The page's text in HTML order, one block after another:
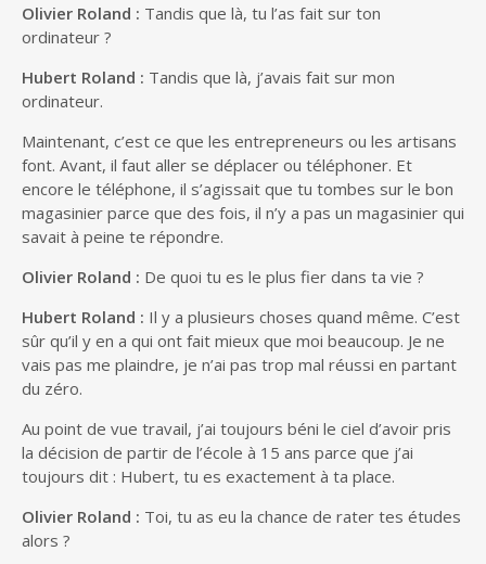
Olivier Roland : Tandis que là, tu l’as fait sur ton
ordinateur ?
Hubert Roland : Tandis que là, j’avais fait sur mon
ordinateur.
Maintenant, c’est ce que les entrepreneurs ou les artisans
font. Avant, il faut aller se déplacer ou téléphoner. Et
encore le téléphone, il s’agissait que tu tombes sur le bon
magasinier parce que des fois, il n’y a pas un magasinier qui
savait à peine te répondre.
Olivier Roland : De quoi tu es le plus fier dans ta vie ?
Hubert Roland : Il y a plusieurs choses quand même. C’est
sûr qu’il y en a qui ont fait mieux que moi beaucoup. Je ne
vais pas me plaindre, je n’ai pas trop mal réussi en partant
du zéro.
Au point de vue travail, j’ai toujours béni le ciel d’avoir pris
la décision de partir de l’école à 15 ans parce que j’ai
toujours dit : Hubert, tu es exactement à ta place.
Olivier Roland : Toi, tu as eu la chance de rater tes études
alors ?